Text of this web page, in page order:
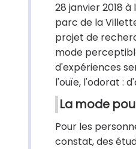
28 janvier 2018
parc de la
projet de
mode
d'expériences
l'ouïe, l'odorat :
La mode
Pour les
constat, des